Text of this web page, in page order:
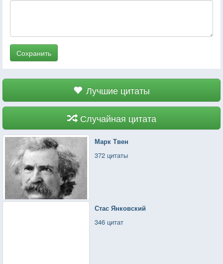
Сохранить
Лучшие цитаты
Случайная цитата
Марк Твен
372 цитаты
Стас Янковский
346 цитат